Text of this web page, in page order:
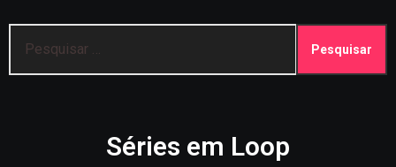
por:
Séries em Loop